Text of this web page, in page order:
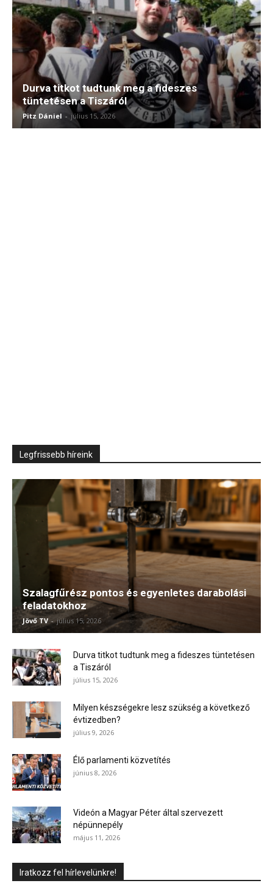
Durva titkot tudtunk meg a fideszes
tüntetésen a Tiszáról
Pitz Dániel - július 15, 2026
Legfrissebb híreink
Szalagfűrész pontos és egyenletes darabolási
feladatokhoz
Jövő TV - július 15, 2026
Durva titkot tudtunk meg a fideszes tüntetésen
a Tiszáról
július 15, 2026
Milyen készségekre lesz szükség a következő
évtizedben?
július 9, 2026
Élő parlamenti közvetítés
június 8, 2026
Videón a Magyar Péter által szervezett
népünnepély
május 11, 2026
Iratkozz fel hírlevelünkre!